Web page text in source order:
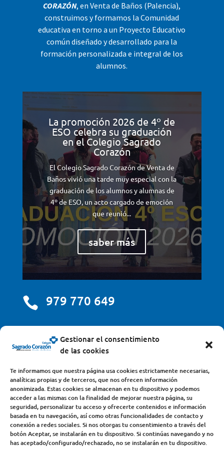
Gestionar el consentimiento
de las cookies
Te informamos que nuestra página usa cookies estrictamente necesarias,
analíticas propias y de terceros, que nos ofrecen información
anonimizada. Estas cookies se almacenan en tu dispositivo y podemos
acceder a las mismas con la finalidad de mejorar nuestra página, su
seguridad, personalizar tu acceso y ofrecerte contenidos e información
basada en tu navegación, así como otras funcionalidades de contacto y
conexión a redes sociales. Si nos otorgas tu consentimiento a través del
botón Aceptar, se instalarán en tu dispositivo. Si continúas navegando y no
has aceptado/configurado/rechazado, no se instalarán en tu dispositivo.
CORAZÓN, en Venta de Baños (Palencia),
construimos y formamos la Comunidad
educativa en torno a un Proyecto Educativo
común diseñado y desarrollado para la
formación personalizada e integral de los
alumnos.
La promoción 2026 de 4º de
ESO celebra su graduación
en el Colegio Sagrado
Corazón
El Colegio Sagrado Corazón de Venta de
Baños vivió una tarde muy especial con la
graduación de los alumnos y alumnas de
4º de ESO, un acto cargado de emoción
que reunió...
saber más
 979 770 649
centro@scjdehon.com
Colegio y Seminario Sagrado Corazón
Avda. Castilla y León, s/n – 34200 – Venta de Baños
(Palencia) – Teléfono 979770649